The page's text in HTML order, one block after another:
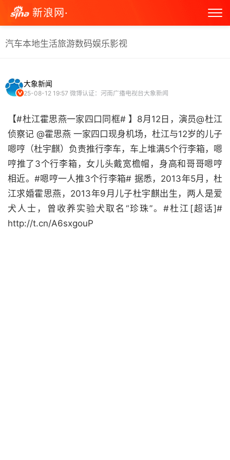
新浪网·
汽车本地生活旅游数码娱乐影视
大象新闻
25-08-12 19:57 微博认证：河南广播电视台大象新闻
【#杜江霍思燕一家四口同框# 】8月12日，演员@杜江
侦察记 @霍思燕 一家四口现身机场，杜江与12岁的儿子
嗯哼（杜宇麒）负责推行李车，车上堆满5个行李箱，嗯
哼推了3个行李箱，女儿头戴宽檐帽，身高和哥哥嗯哼
相近。#嗯哼一人推3个行李箱# 据悉，2013年5月，杜
江求婚霍思燕，2013年9月儿子杜宇麒出生，两人是爱
犬人士，曾收养实验犬取名“珍珠”。#杜江[超话]#
http://t.cn/A6sxgouP